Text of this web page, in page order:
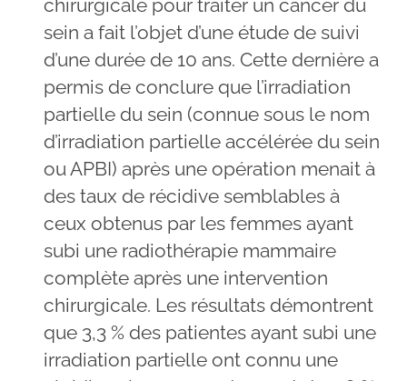
chirurgicale pour traiter un cancer du
sein a fait l’objet d’une étude de suivi
d’une durée de 10 ans. Cette dernière a
permis de conclure que l’irradiation
partielle du sein (connue sous le nom
d’irradiation partielle accélérée du sein
ou APBI) après une opération menait à
des taux de récidive semblables à
ceux obtenus par les femmes ayant
subi une radiothérapie mammaire
complète après une intervention
chirurgicale. Les résultats démontrent
que 3,3 % des patientes ayant subi une
irradiation partielle ont connu une